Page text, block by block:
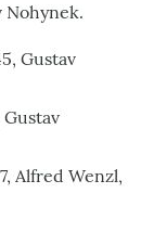
Nohynek.
Gustav
Gustav
Alfred Wenzl,